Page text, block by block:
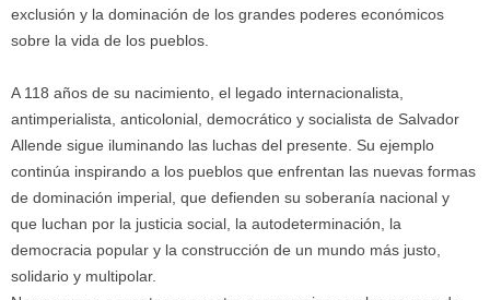
exclusión y la dominación de los grandes poderes económicos
sobre la vida de los pueblos.
A 118 años de su nacimiento, el legado internacionalista,
antimperialista, anticolonial, democrático y socialista de Salvador
Allende sigue iluminando las luchas del presente. Su ejemplo
continúa inspirando a los pueblos que enfrentan las nuevas formas
de dominación imperial, que defienden su soberanía nacional y
que luchan por la justicia social, la autodeterminación, la
democracia popular y la construcción de un mundo más justo,
solidario y multipolar.